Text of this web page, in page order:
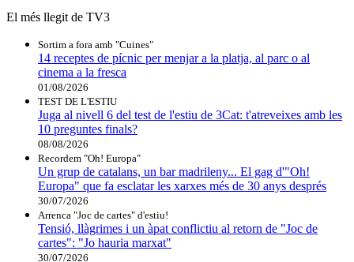
El més llegit de TV3
Sortim a fora amb "Cuines"
14 receptes de pícnic per menjar a la platja, al parc o al
cinema a la fresca
01/08/2026
TEST DE L'ESTIU
Juga al nivell 6 del test de l'estiu de 3Cat: t'atreveixes amb les
10 preguntes finals?
08/08/2026
Recordem "Oh! Europa"
Un grup de catalans, un bar madrileny... El gag d'"Oh!
Europa" que fa esclatar les xarxes més de 30 anys després
30/07/2026
Arrenca "Joc de cartes" d'estiu!
Tensió, llàgrimes i un àpat conflictiu al retorn de "Joc de
cartes": "Jo hauria marxat"
30/07/2026